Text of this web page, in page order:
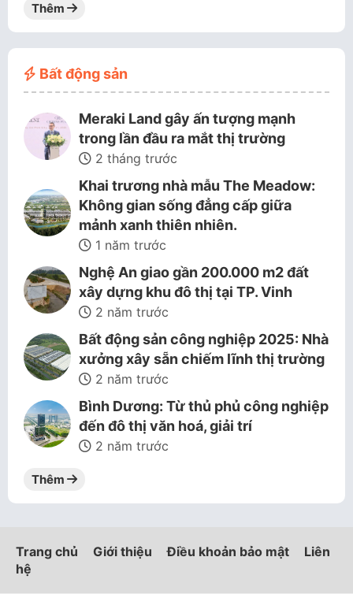
Thêm
Bất động sản
Meraki Land gây ấn tượng mạnh
trong lần đầu ra mắt thị trường
2 tháng trước
Khai trương nhà mẫu The Meadow:
Không gian sống đẳng cấp giữa
mảnh xanh thiên nhiên.
1 năm trước
Nghệ An giao gần 200.000 m2 đất
xây dựng khu đô thị tại TP. Vinh
2 năm trước
Bất động sản công nghiệp 2025: Nhà
xưởng xây sẵn chiếm lĩnh thị trường
2 năm trước
Bình Dương: Từ thủ phủ công nghiệp
đến đô thị văn hoá, giải trí
2 năm trước
Thêm
Trang chủ Giới thiệu Điều khoản bảo mật
Liên
hệ